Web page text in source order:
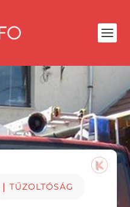
| TŰZOLTÓSÁG